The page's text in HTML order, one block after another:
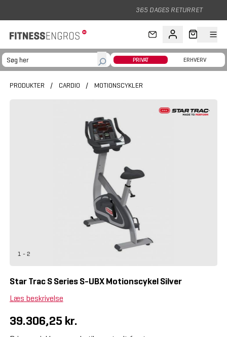
365 DAGES RETURRET
PRIVAT ERHVERV
PRODUKTER / CARDIO / MOTIONSCYKLER
1 - 2
Star Trac S Series S-UBX Motionscykel Silver
Læs beskrivelse
39.306,25 kr.